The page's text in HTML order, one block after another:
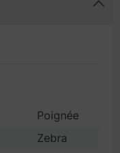
Poignée
Zebra